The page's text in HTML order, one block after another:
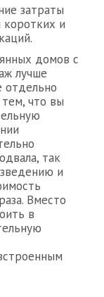
затраты
коротких и
домов с
лучше
отдельно
что вы
так
и
Вместо
в